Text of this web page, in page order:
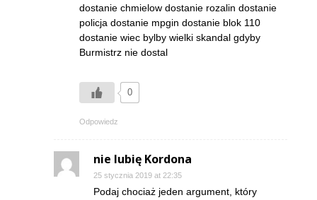
dostanie chmielow dostanie rozalin dostanie
policja dostanie mpgin dostanie blok 110
dostanie wiec bylby wielki skandal gdyby
Burmistrz nie dostal
0
Odpowiedz
nie lubię Kordona
25 stycznia 2019 at 22:35
Podaj chociaż jeden argument, który